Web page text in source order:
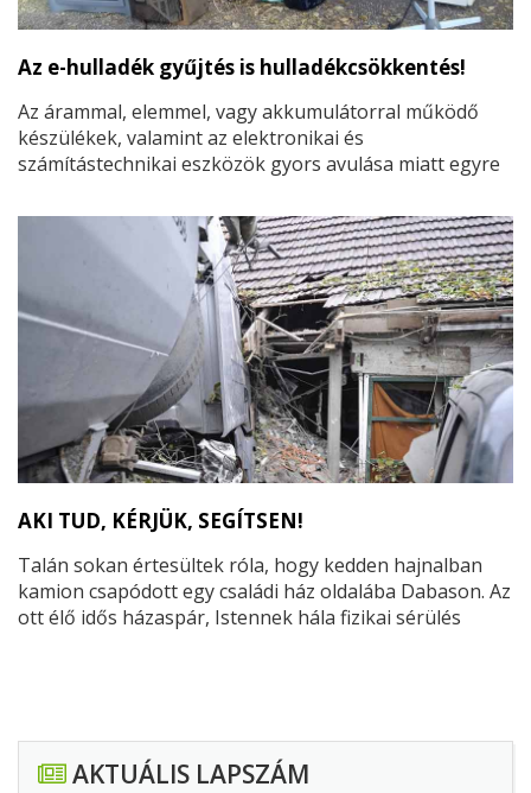
Az e-hulladék gyűjtés is hulladékcsökkentés!
Az árammal, elemmel, vagy akkumulátorral működő
készülékek, valamint az elektronikai és
számítástechnikai eszközök gyors avulása miatt egyre
alkatrészeknek a mennyisége, melyek tulajdonosaik
számára értéktelenné válnak.
AKI TUD, KÉRJÜK, SEGÍTSEN!
Talán sokan értesültek róla, hogy kedden hajnalban
kamion csapódott egy családi ház oldalába Dabason. Az
ott élő idős házaspár, Istennek hála fizikai sérülés
AKTUÁLIS LAPSZÁM